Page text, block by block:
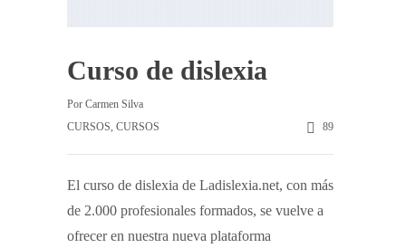
Curso de dislexia
Por Carmen Silva
CURSOS, CURSOS 89
El curso de dislexia de Ladislexia.net, con más
de 2.000 profesionales formados, se vuelve a
ofrecer en nuestra nueva plataforma